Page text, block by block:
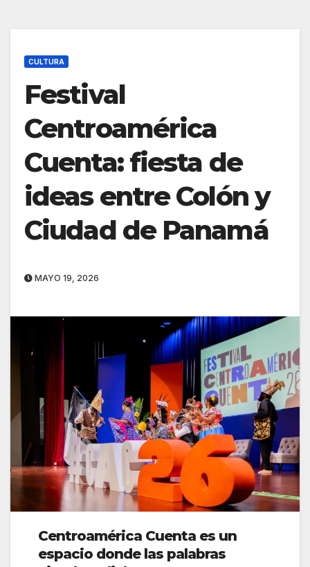
CULTURA
Festival
Centroamérica
Cuenta: fiesta de
ideas entre Colón y
Ciudad de Panamá
MAYO 19, 2026
Centroamérica Cuenta es un
espacio donde las palabras